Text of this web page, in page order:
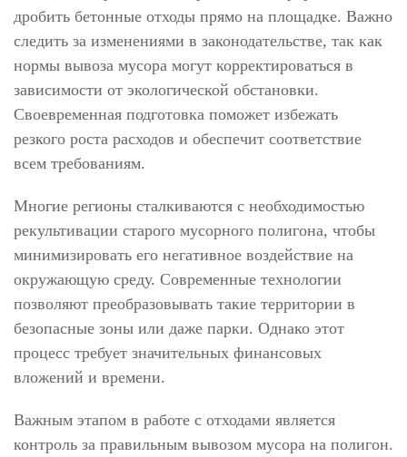
дробить бетонные отходы прямо на площадке. Важно
следить за изменениями в законодательстве, так как
нормы вывоза мусора могут корректироваться в
зависимости от экологической обстановки.
Своевременная подготовка поможет избежать
резкого роста расходов и обеспечит соответствие
всем требованиям.
Многие регионы сталкиваются с необходимостью
рекультивации старого мусорного полигона, чтобы
минимизировать его негативное воздействие на
окружающую среду. Современные технологии
позволяют преобразовывать такие территории в
безопасные зоны или даже парки. Однако этот
процесс требует значительных финансовых
вложений и времени.
Важным этапом в работе с отходами является
контроль за правильным вывозом мусора на полигон.